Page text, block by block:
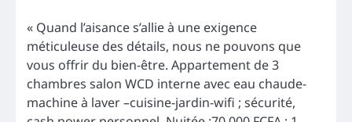
« Quand l’aisance s’allie à une exigence
méticuleuse des détails, nous ne pouvons que
vous offrir du bien-être. Appartement de 3
chambres salon WCD interne avec eau chaude-
machine à laver –cuisine-jardin-wifi ; sécurité,